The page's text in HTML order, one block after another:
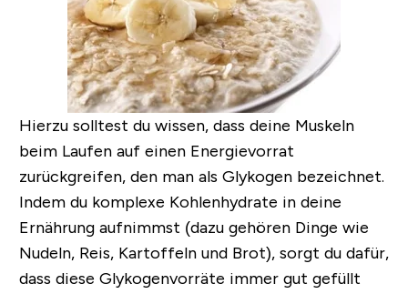
Hierzu solltest du wissen, dass deine Muskeln
beim Laufen auf einen Energievorrat
zurückgreifen, den man als Glykogenbezeichnet.
Indem du komplexe Kohlenhydrate in deine
Ernährung aufnimmst (dazu gehören Dinge wie
Nudeln, Reis, Kartoffeln und Brot), sorgt du dafür,
dass diese Glykogenvorräte immer gut gefüllt